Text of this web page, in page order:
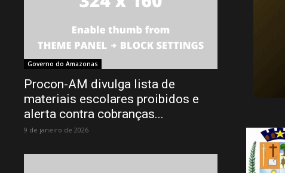
da
Notícia
Governo do Amazonas
Procon-AM divulga lista de
materiais escolares proibidos e
alerta contra cobranças...
9 de janeiro de 2026